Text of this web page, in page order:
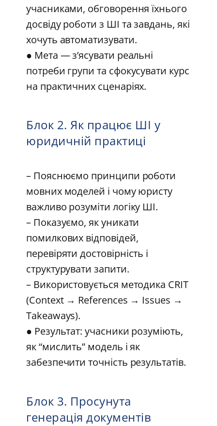
учасниками, обговорення їхнього
досвіду роботи з ШІ та завдань, які
хочуть автоматизувати.
● Мета — з’ясувати реальні
потреби групи та сфокусувати курс
на практичних сценаріях.
Блок 2. Як працює ШІ у
юридичній практиці
– Пояснюємо принципи роботи
мовних моделей і чому юристу
важливо розуміти логіку ШІ.
– Показуємо, як уникати
помилкових відповідей,
перевіряти достовірність і
структурувати запити.
– Використовується методика CRIT
(Context → References → Issues →
Takeaways).
● Результат: учасники розуміють,
як “мислить” модель і як
забезпечити точність результатів.
Блок 3. Просунута
генерація документів